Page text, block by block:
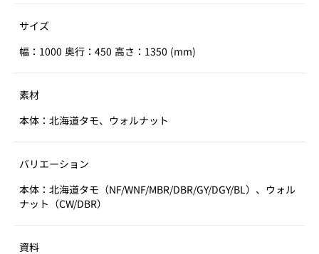
サイズ
幅：1000 奥行：450 高さ：1350 (mm)
素材
本体：北海道タモ、ウォルナット
バリエーション
本体：北海道タモ（NF/WNF/MBR/DBR/GY/DGY/BL）、ウォル
ナット（CW/DBR）
資料